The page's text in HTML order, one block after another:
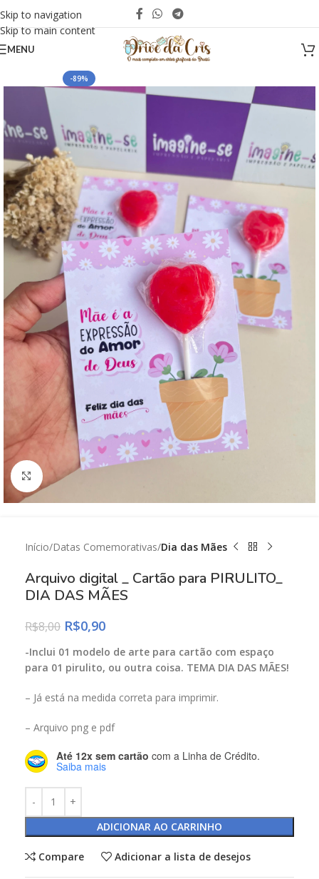
Skip to navigation
Skip to main content
MENU
-89%
Click to enlarge
Início Datas Comemorativas Dia das Mães
Arquivo digital _ Cartão para PIRULITO_
DIA DAS MÃES
R$8,00 R$0,90
-Inclui 01 modelo de arte para cartão com espaço
para 01 pirulito, ou outra coisa. TEMA DIA DAS MÃES!
– Já está na medida correta para imprimir.
– Arquivo png e pdf
Até 12x sem cartão com a Linha de Crédito.
Saiba mais
ADICIONAR AO CARRINHO
Compare Adicionar a lista de desejos